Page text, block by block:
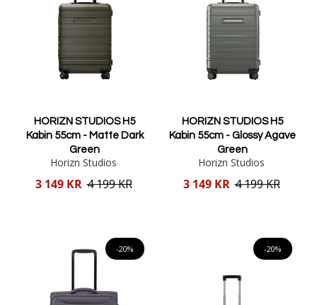
HORIZN STUDIOS H5
Kabin 55cm - Matte Dark
Green
Horizn Studios
Reducerat
3 149 KR 4 199 KR
HORIZN STUDIOS H5
Kabin 55cm - Glossy Agave
Green
Horizn Studios
Reducerat
3 149 KR 4 199 KR
-20% -20%